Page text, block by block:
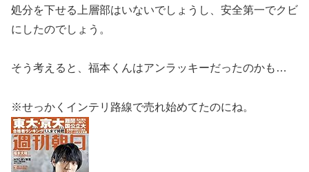
処分を下せる上層部はいないでしょうし、安全第一でクビ
にしたのでしょう。
そう考えると、福本くんはアンラッキーだったのかも…
※せっかくインテリ路線で売れ始めてたのにね。